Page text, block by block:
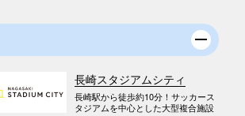
長崎スタジアムシティ
長崎駅から徒歩約10分！サッカース
タジアムを中心とした大型複合施設